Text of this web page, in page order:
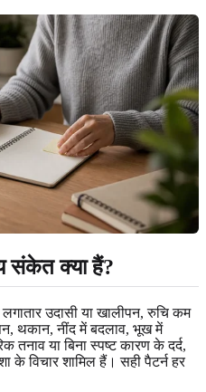
संकेत क्या हैं?
उदासी या खालीपन, रुचि कम
थकान, नींद में बदलाव, भूख में
तनाव या बिना स्पष्ट कारण के दर्द,
के विचार शामिल हैं। सही पैटर्न हर